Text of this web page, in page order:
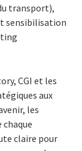
transport),
sensibilisation
CGI et les
aux
les
chaque
claire pour